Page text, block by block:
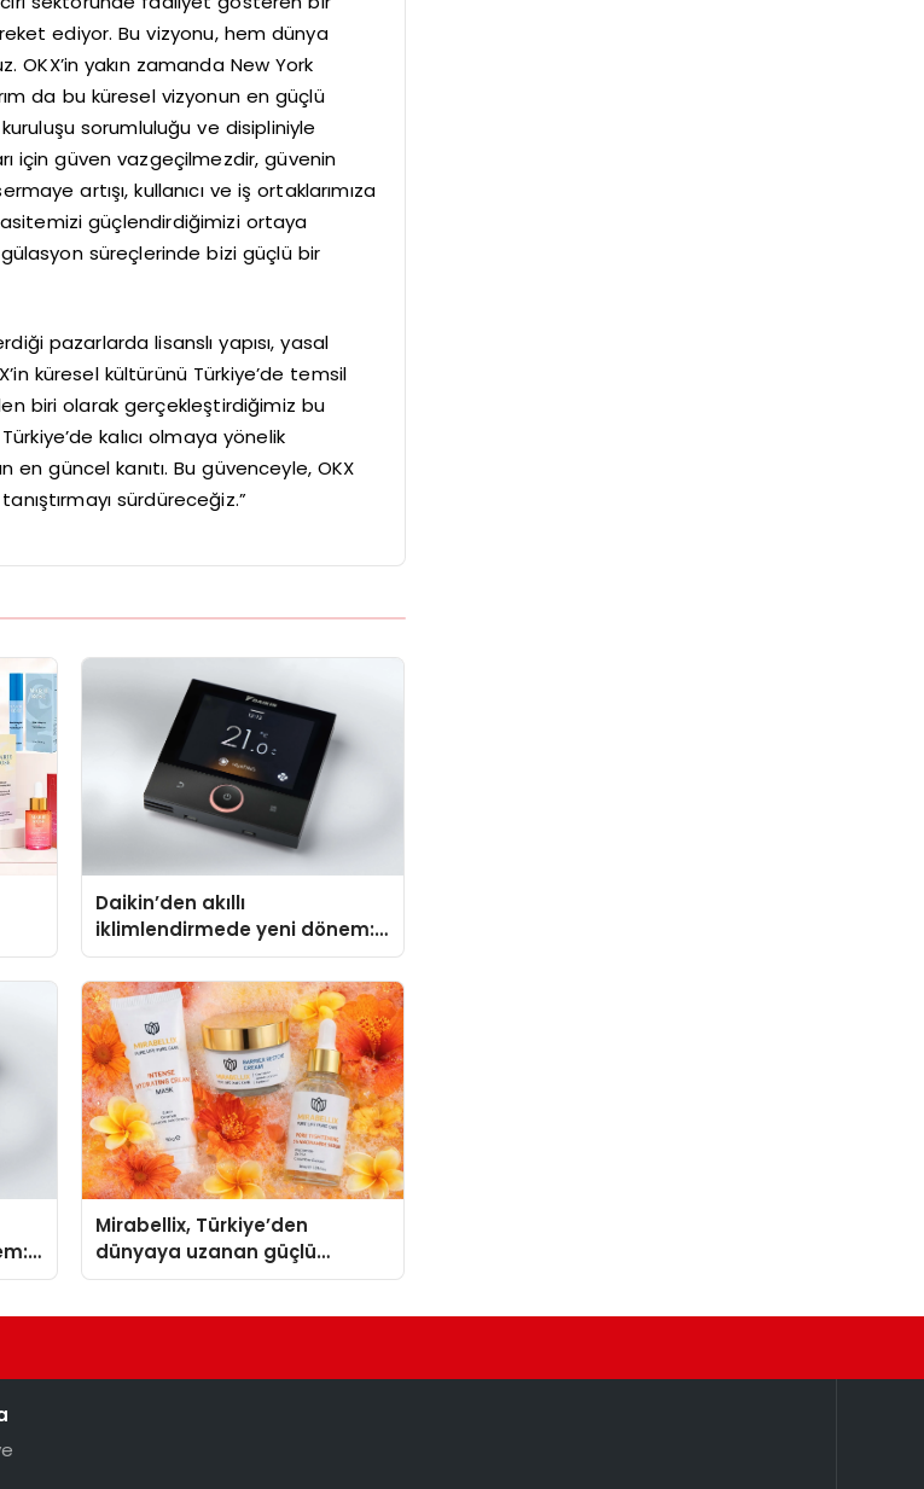
ediyor. Bu vizyonu, hem dünya
OKX’in yakın zamanda New York
da bu küresel vizyonun en güçlü
sorumluluğu ve disipliniyle
için güven vazgeçilmezdir, güvenin
artışı, kullanıcı ve iş ortaklarımıza
güçlendirdiğimizi ortaya
süreçlerinde bizi güçlü bir
pazarlarda lisanslı yapısı, yasal
küresel kültürünü Türkiye’de temsil
biri olarak gerçekleştirdiğimiz bu
kalıcı olmaya yönelik
güncel kanıtı. Bu güvenceyle, OKX
sürdüreceğiz.”
Daikin’den akıllı
iklimlendirmede yeni dönem:
Madoka Plus Türkiye’de
Mirabellix, Türkiye’den
dünyaya uzanan güçlü
büyümesini sürdürüyor